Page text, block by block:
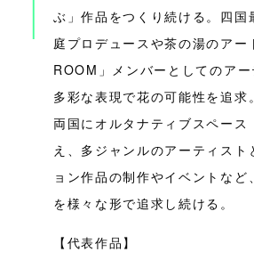
ぶ」作品をつくり続ける。四国
庭プロデュースや茶の湯のア
ROOM」メンバーとしてのア
多彩な表現で花の可能性を追
両国にオルタナティブスペース
え、多ジャンルのアーティスト
ョン作品の制作やイベントなど
を様々な形で追求し続ける。
【代表作品】